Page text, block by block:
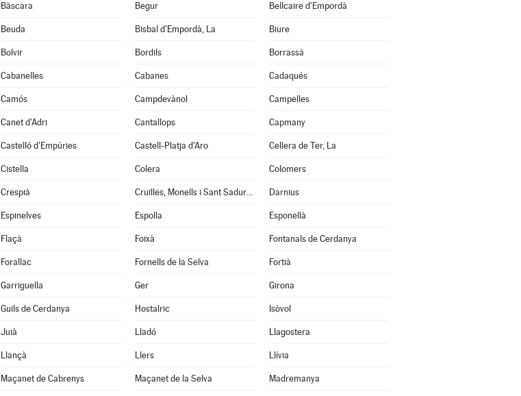
Bàscara Begur Bellcaire d'Empordà
Beuda Bisbal d'Empordà, La Biure
Bolvir Bordils Borrassà
Cabanelles Cabanes Cadaqués
Camós Campdevànol Campelles
Canet d'Adri Cantallops Capmany
Castelló d'Empúries Castell-Platja d'Aro Cellera de Ter, La
Cistella Colera Colomers
Crespià Cruïlles, Monells i Sant Sadurní de l'Heura Darnius
Espinelves Espolla Esponellà
Flaçà Foixà Fontanals de Cerdanya
Forallac Fornells de la Selva Fortià
Garriguella Ger Girona
Guils de Cerdanya Hostalric Isòvol
Juià Lladó Llagostera
Llançà Llers Llívia
Maçanet de Cabrenys Maçanet de la Selva Madremanya